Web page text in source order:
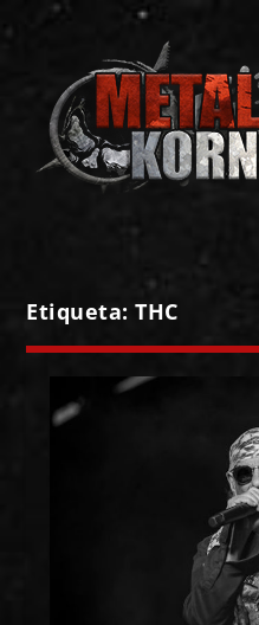
Etiqueta:THC